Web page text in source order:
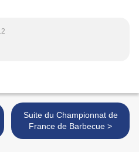
Suite du Championnat de
France de Barbecue >